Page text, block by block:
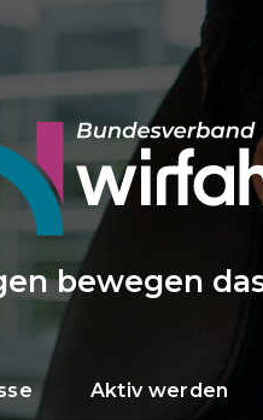
bewegen
Aktiv werden